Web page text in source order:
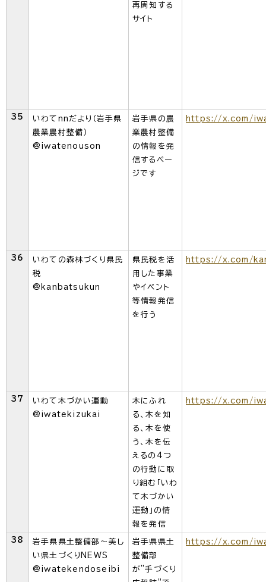
再周知する
サイト
35
いわてnnだより（岩手県
農業農村整備）
@iwatenouson
岩手県の農
業農村整備
の情報を発
信するペー
ジです
https://x.com/
36
いわての森林づくり県民
税
@kanbatsukun
県民税を活
用した事業
やイベント
等情報発信
を行う
https://x.com/
37
いわて木づかい運動
@iwatekizukai
木にふれ
る、木を知
る、木を使
う、木を伝
えるの4つ
の行動に取
り組む「いわ
て木づかい
運動」の情
報を発信
https://x.com/
38
岩手県県土整備部～美し
い県土づくりNEWS
@iwatekendoseibi
岩手県県土
整備部
が"手づくり
https://x.com/